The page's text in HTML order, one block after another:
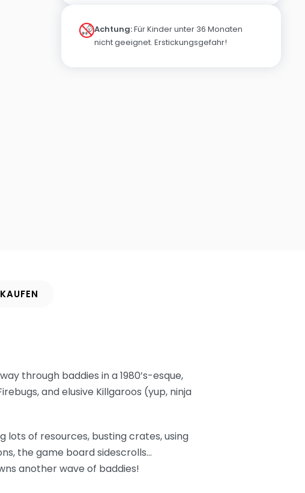
Achtung:Für Kinder unter 36 Monaten
nicht geeignet. Erstickungsgefahr!
through baddies in a 1980’s-esque,
and elusive Killgaroos (yup, ninja
lots of resources, busting crates, using
the game board sidescrolls…
another wave of baddies!